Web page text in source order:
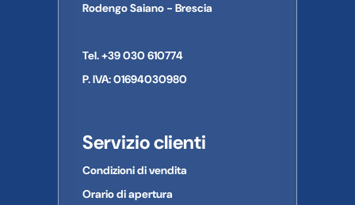
Rodengo Saiano - Brescia
Tel. +39 030 610774
P. IVA: 01694030980
Servizio clienti
Condizioni di vendita
Orario di apertura